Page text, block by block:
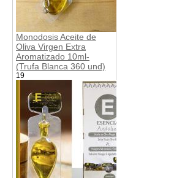
Monodosis Aceite de
Oliva Virgen Extra
Aromatizado 10ml-
(Trufa Blanca 360 und)
19